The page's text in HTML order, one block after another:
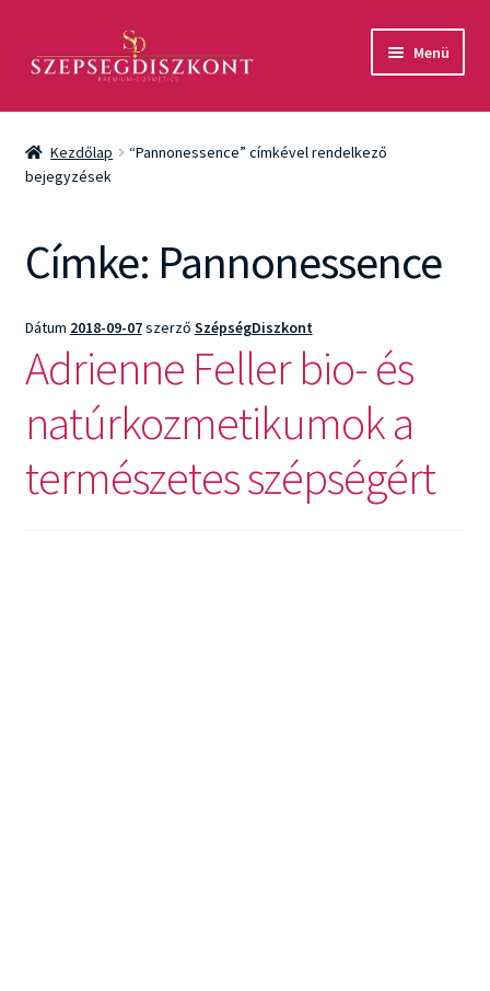
aa
Menü
Akció
Csomagok
Testápolás
Fényvédelem
Férfiaknak
Kezdőlap
“Pannonessence” címkével rendelkező
bejegyzések
Címke: Pannonessence
Dátum 2018-09-07szerző SzépségDiszkont
Adrienne Feller bio- és
natúrkozmetikumok a
természetes szépségért